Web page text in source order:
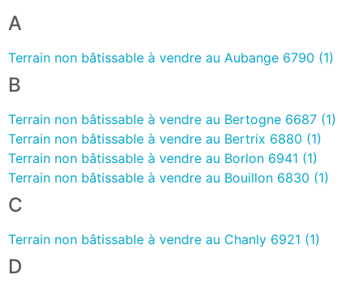
A
Terrain non bâtissable à vendre au Aubange 6790 (1)
B
Terrain non bâtissable à vendre au Bertogne 6687 (1)
Terrain non bâtissable à vendre au Bertrix 6880 (1)
Terrain non bâtissable à vendre au Borlon 6941 (1)
Terrain non bâtissable à vendre au Bouillon 6830 (1)
C
Terrain non bâtissable à vendre au Chanly 6921 (1)
D